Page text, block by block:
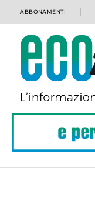
ABBONAMENTI